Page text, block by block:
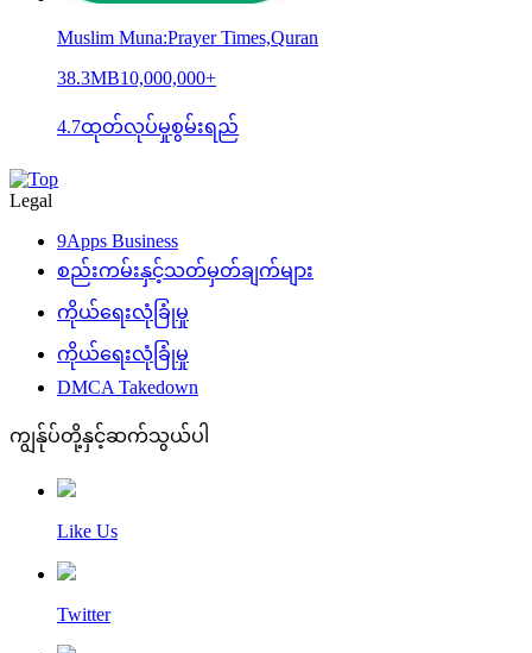
Muslim Muna:Prayer Times,Quran
38.3MB10,000,000+
4.7ထုတ်လုပ်မှုစွမ်းရည်
Legal
9Apps Business
စည်းကမ်းနှင့်သတ်မှတ်ချက်များ
ကိုယ်ရေးလုံခြုံမှု
ကိုယ်ရေးလုံခြုံမှု
DMCA Takedown
ကျွန်ုပ်တို့နှင့်ဆက်သွယ်ပါ
Like Us
Twitter